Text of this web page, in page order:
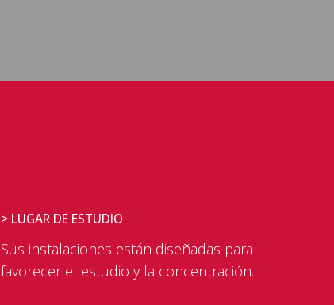
> LUGAR DE ESTUDIO
Sus instalaciones están diseñadas para
favorecer el estudio y la concentración.